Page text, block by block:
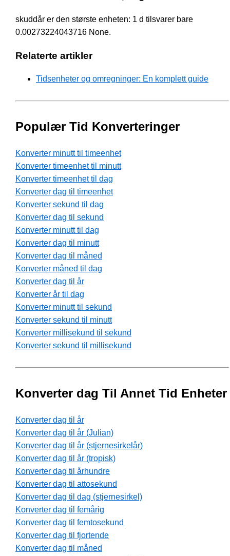
skuddår er den største enheten: 1 d tilsvarer bare
0.00273224043716 None.
Relaterte artikler
Tidsenheter og omregninger: En komplett guide
Populær Tid Konverteringer
Konverter minutt til timeenhet
Konverter timeenhet til minutt
Konverter timeenhet til dag
Konverter dag til timeenhet
Konverter sekund til dag
Konverter dag til sekund
Konverter minutt til dag
Konverter dag til minutt
Konverter dag til måned
Konverter måned til dag
Konverter dag til år
Konverter år til dag
Konverter minutt til sekund
Konverter sekund til minutt
Konverter millisekund til sekund
Konverter sekund til millisekund
Konverter dag Til Annet Tid Enheter
Konverter dag til år
Konverter dag til år (Julian)
Konverter dag til år (stjernesirkelår)
Konverter dag til år (tropisk)
Konverter dag til århundre
Konverter dag til attosekund
Konverter dag til dag (stjernesirkel)
Konverter dag til femårig
Konverter dag til femtosekund
Konverter dag til fjortende
Konverter dag til måned